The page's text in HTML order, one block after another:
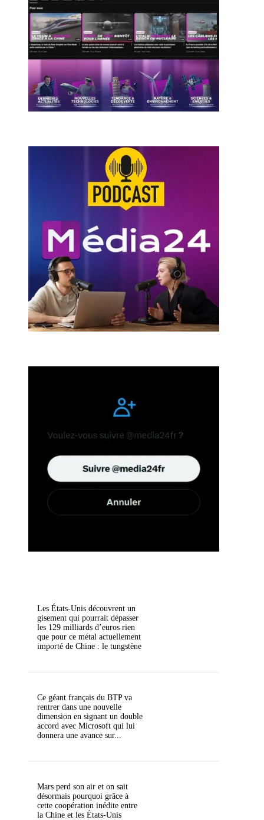
Les États-Unis découvrent un
gisement qui pourrait dépasser
les 129 milliards d’euros rien
que pour ce métal actuellement
importé de Chine : le tungstène
Ce géant français du BTP va
rentrer dans une nouvelle
dimension en signant un double
accord avec Microsoft qui lui
donnera une avance sur...
Mars perd son air et on sait
désormais pourquoi grâce à
cette coopération inédite entre
la Chine et les États-Unis